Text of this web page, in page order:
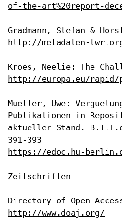
of-the-art%20report-
http://metadaten-
http://europa.eu/rapid/
Mueller, Uwe:
Publikationen in
aktueller Stand.
391-393
https://edoc.hu-
Zeitschriften
http://www.doaj.org/